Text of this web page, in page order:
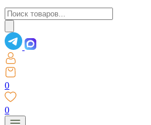
Поиск
товаров
0
0